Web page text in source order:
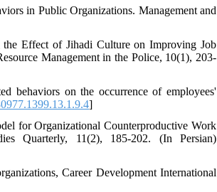
in Public Organizations. Management and
Effect of Jihadi Culture on Improving Job
Management in the Police, 10(1), 203-
behaviors on the occurrence of employees'
]
for Organizational Counterproductive Work
Quarterly, 11(2), 185-202. (In Persian)
Career Development International